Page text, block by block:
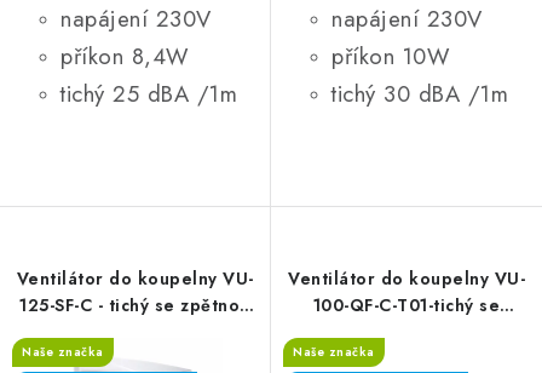
napájení 230V
příkon 8,4W
tichý 25 dBA /1m
napájení 230V
příkon 10W
tichý 30 dBA /1m
Ventilátor do koupelny VU-
125-SF-C - tichý se zpětnou
klapkou, základní bez
funkcí
Naše značka
Ventilátor do koupelny VU-
100-QF-C-T01-tichý se
zpětnou klapkou, časový
spínač
Naše značka